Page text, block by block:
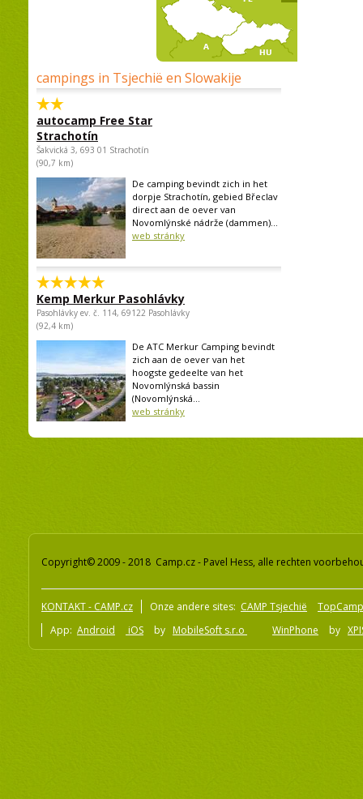
campings in Tsjechië en Slowakije
autocamp Free Star
Strachotín
Šakvická 3, 693 01 Strachotín
(90,7 km)
De camping bevindt zich in het
dorpje Strachotín, gebied Břeclav
direct aan de oever van
Novomlýnské nádrže (dammen)...
web stránky
Kemp Merkur Pasohlávky
Pasohlávky ev. č. 114, 69122 Pasohlávky
(92,4 km)
De ATC Merkur Camping bevindt
zich aan de oever van het
hoogste gedeelte van het
Novomlýnská bassin
(Novomlýnská...
web stránky
Copyright© 2009 - 2018 Camp.cz - Pavel Hess, alle rechten
KONTAKT - CAMP.cz Onze andere sites: CAMP Tsjechië
App: Android iOS by MobileSoft s.r.o WinPhone by